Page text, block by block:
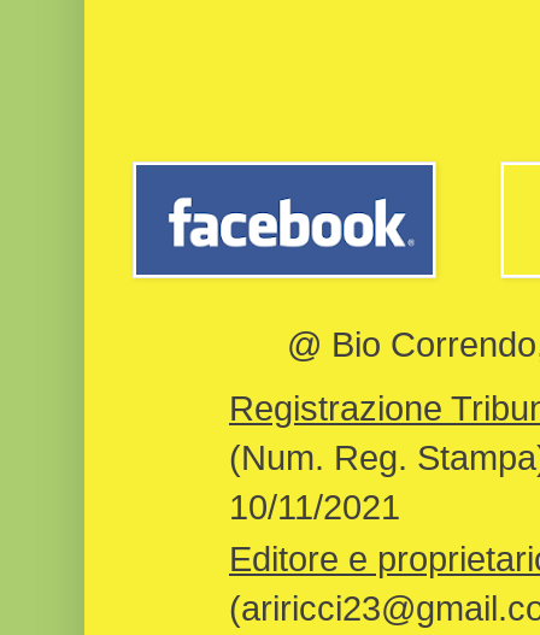
@ Bio
Registrazione
(Num. Reg.
10/11/2021
Editore e